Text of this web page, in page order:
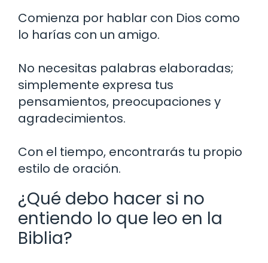
Comienza por hablar con Dios como
lo harías con un amigo.
No necesitas palabras elaboradas;
simplemente expresa tus
pensamientos, preocupaciones y
agradecimientos.
Con el tiempo, encontrarás tu propio
estilo de oración.
¿Qué debo hacer si no
entiendo lo que leo en la
Biblia?